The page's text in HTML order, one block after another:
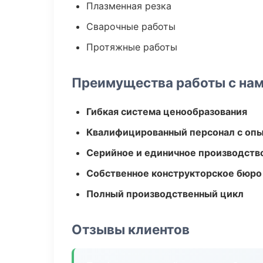
Плазменная резка
Сварочные работы
Протяжные работы
Преимущества работы с
Гибкая система ценообразования
Квалифицированный персонал с
Серийное и единичное
Собственное конструкторское бюро
Полный производственный цикл
Отзывы клиентов